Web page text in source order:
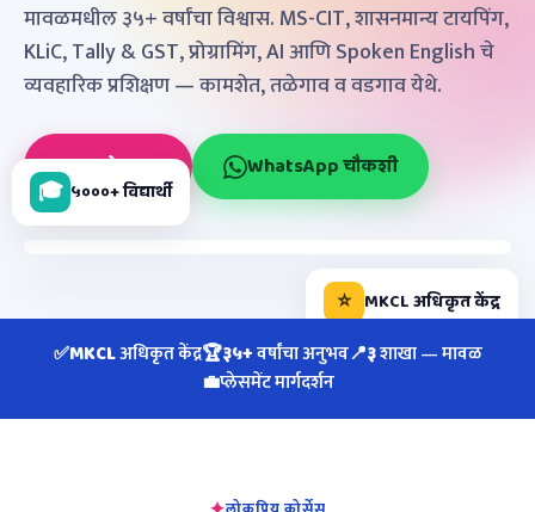
मावळमधील ३५+ वर्षांचा विश्वास. MS-CIT, शासनमान्य टायपिंग,
KLiC, Tally & GST, प्रोग्रामिंग, AI आणि Spoken English चे
व्यवहारिक प्रशिक्षण — कामशेत, तळेगाव व वडगाव येथे.
आता प्रवेश घ्या WhatsApp चौकशी
🎓 ५०००+ विद्यार्थी
⭐ MKCL अधिकृत केंद्र
✅MKCLअधिकृत केंद्र🏆३५+वर्षांचा अनुभव📍३शाखा — मावळ
💼प्लेसमेंट मार्गदर्शन